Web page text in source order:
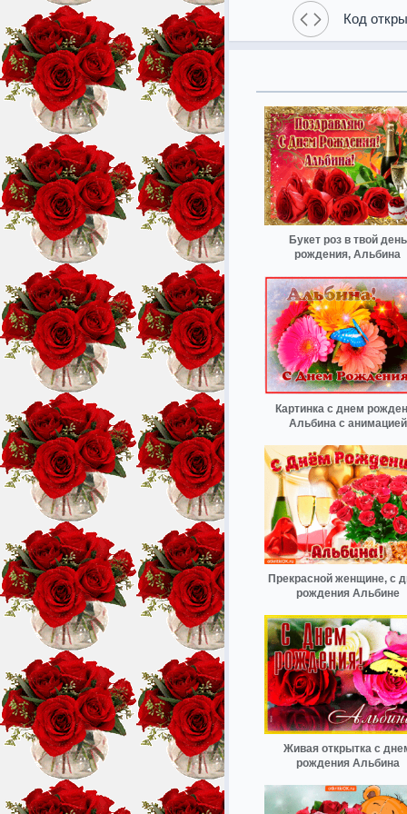
Код
Букет роз в твой день
рождения, Альбина
Картинка с днем
Альбина с анимацией
Прекрасной женщине, с
рождения Альбине
Живая открытка с
рождения Альбина